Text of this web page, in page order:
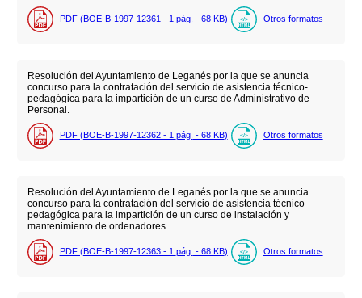
PDF (BOE-B-1997-12361 - 1 pág. - 68 KB) Otros formatos
Resolución del Ayuntamiento de Leganés por la que se anuncia
concurso para la contratación del servicio de asistencia técnico-
pedagógica para la impartición de un curso de Administrativo de
Personal.
PDF (BOE-B-1997-12362 - 1 pág. - 68 KB) Otros formatos
Resolución del Ayuntamiento de Leganés por la que se anuncia
concurso para la contratación del servicio de asistencia técnico-
pedagógica para la impartición de un curso de instalación y
mantenimiento de ordenadores.
PDF (BOE-B-1997-12363 - 1 pág. - 68 KB) Otros formatos